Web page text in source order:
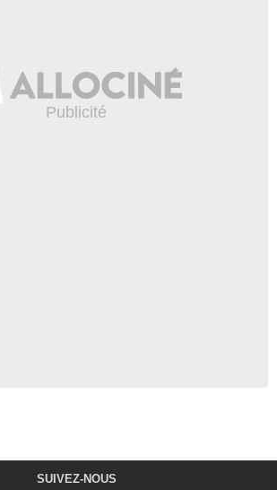
SUIVEZ-NOUS